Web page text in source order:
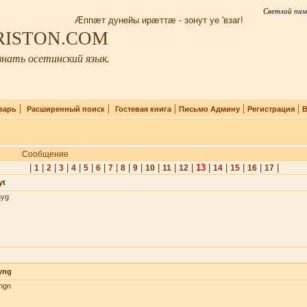
Светлой
Æппæт дунейы ирæттæ - зонут уе 'взаг!
осетинский язык.
| Расширенный поиск| Гостевая книга| Письмо Админу| Регистрация|
Сообщение
1| 2| 3| 4| 5| 6| 7| 8| 9| 10| 11| 12| 13| 14| 15| 16| 17|